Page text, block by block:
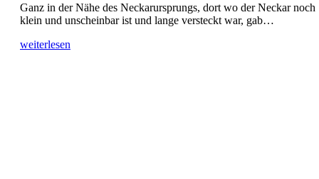
Ganz in der Nähe des Neckarursprungs, dort wo der Neckar noch
klein und unscheinbar ist und lange versteckt war, gab…
weiterlesen